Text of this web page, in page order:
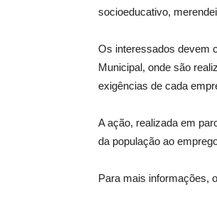
socioeducativo,
Os interessados devem
Municipal, onde são
exigências de cada
A ação, realizada em
da população ao
Para mais informações,